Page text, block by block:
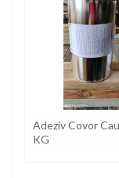
Adeziv Covor
KG